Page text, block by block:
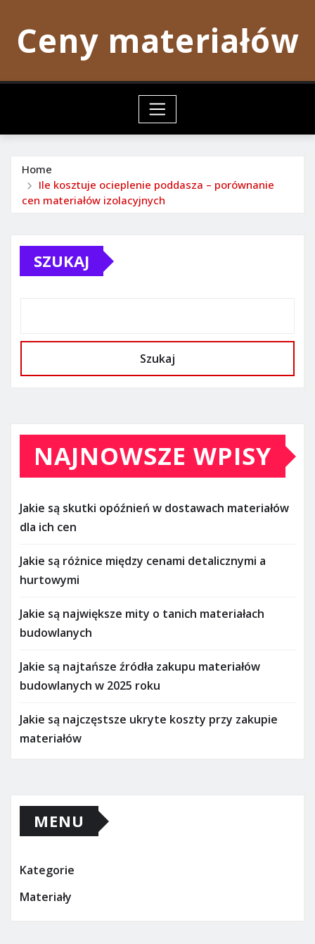
contentCeny materiałów
Home
Ile kosztuje ocieplenie poddasza – porównanie
cen materiałów izolacyjnych
SZUKAJ
Szukaj
NAJNOWSZE WPISY
Jakie są skutki opóźnień w dostawach materiałów
dla ich cen
Jakie są różnice między cenami detalicznymi a
hurtowymi
Jakie są największe mity o tanich materiałach
budowlanych
Jakie są najtańsze źródła zakupu materiałów
budowlanych w 2025 roku
Jakie są najczęstsze ukryte koszty przy zakupie
materiałów
MENU
Kategorie
Materiały